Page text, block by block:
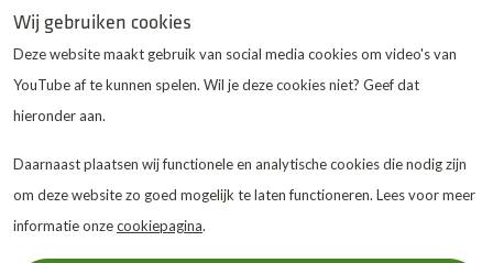
JOP | medewerkers
De Twentse Zorgcentrais
gewaardeerd op ZorgkaartNederland.
Wij gebruiken cookies
Deze website maakt gebruik van social media cookies om video's van
YouTube af te kunnen spelen. Wil je deze cookies niet? Geef dat
hieronder aan.
Daarnaast plaatsen wij functionele en analytische cookies die nodig zijn
om deze website zo goed mogelijk te laten functioneren. Lees voor meer
informatie onzecookiepagina.